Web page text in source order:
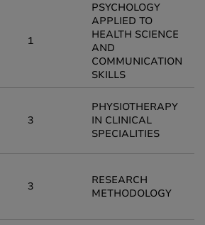
1
PSYCHOLOGY
APPLIED TO
HEALTH SCIENCE
AND
COMMUNICATION
SKILLS
3
PHYSIOTHERAPY
IN CLINICAL
SPECIALITIES
3
RESEARCH
METHODOLOGY